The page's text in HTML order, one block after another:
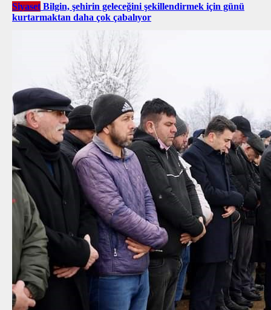
Siyaset Bilgin, şehirin geleceğini şekillendirmek için günü
kurtarmaktan daha çok çabalıyor